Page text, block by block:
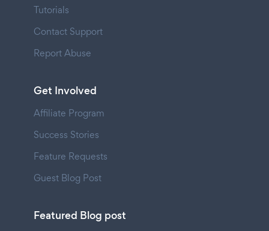
Tutorials
Contact Support
Report Abuse
Get Involved
Affiliate Program
Success Stories
Feature Requests
Guest Blog Post
Featured Blog post